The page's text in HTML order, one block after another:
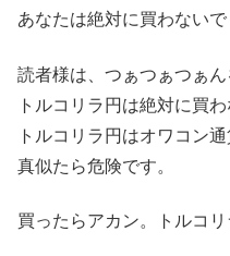
あなたは絶対に買わないで
読者様は、つぁつぁつぁ
トルコリラ円は絶対に買
トルコリラ円はオワコン通
真似たら危険です。
買ったらアカン。トルコリ